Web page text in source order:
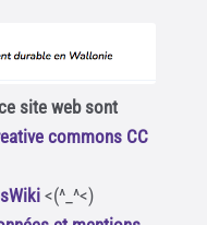
site web sont
commons CC
<(^_^<)